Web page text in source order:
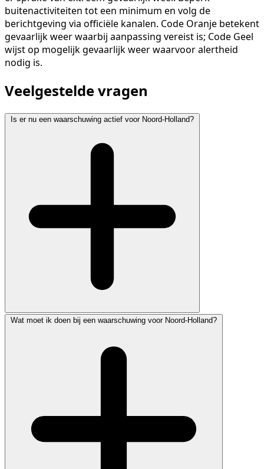
buitenactiviteiten tot een minimum en volg de
berichtgeving via officiële kanalen. Code Oranje betekent
gevaarlijk weer waarbij aanpassing vereist is; Code Geel
wijst op mogelijk gevaarlijk weer waarvoor alertheid
nodig is.
Veelgestelde vragen
Is er nu een waarschuwing actief voor Noord-Holland?
Wat moet ik doen bij een waarschuwing voor Noord-Holland?